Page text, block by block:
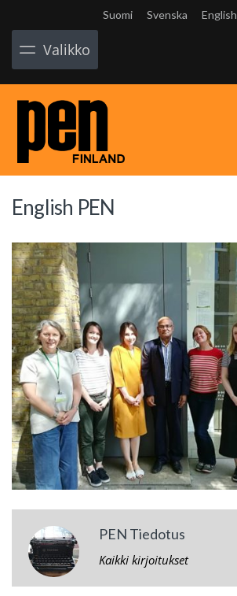
Suomi Svenska English
Valikko
English PEN
PEN Tiedotus
Kaikki kirjoitukset